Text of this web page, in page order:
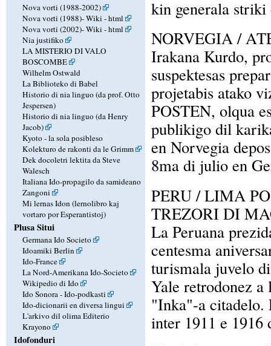
Nova vorti (1988-2002)
Nova vorti (1988)-Wiki -html
Nova vorti (2002)-Wiki -html
Nia justifiko
LA MISTERIO DI VALO
BOSCOMBE
Wilhelm Ostwald
La Biblioteko di Babel
Historio di nia linguo (da prof. Otto
Jespersen)
Historio di nia linguo (da Henry
Jacob)
Kyoto - la sola posibleso
Kolekturo de rakonti da le Grimm
Dek docoletri lektita da Steve
Walesch
Italiana Ido-propagilo da samideano
Zangoni
Mi lernas Idon (lernolibro kaj
vortaro por Esperantistoj)
Plusa Situi
Germana Ido Societo
Idoamiki Berlin
Ido-France
La Nord-Amerikana Ido-Societo
Wikipedio di Ido
Ido Sonora - Ido-podkasti
Ido-dicionarii en diversa lingui
L'arkivo dil olima Editerio
Krayono
Idofonduri
kin generala striki
NORVEGIA /
Irakana Kurdo,
suspektesas
projetabis atako
POSTEN, olqua
publikigo dil
en Norvegia
8ma di julio en
PERU / LIMA
TREZORI DI
La Peruana
centesma
turismala juvelo
Yale retrodonez
"Inka"-a citadelo.
inter 1911 e